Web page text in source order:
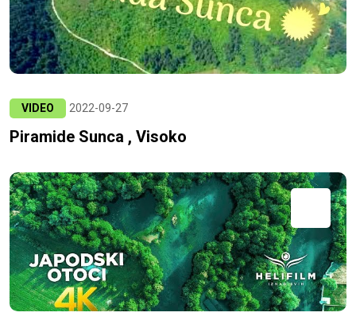
VIDEO 2022-09-27
Piramide Sunca , Visoko